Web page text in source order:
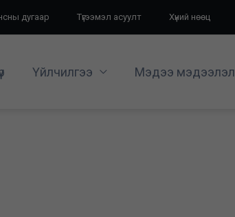
дугаар Түгээмэл асуулт Хүний нөөц
Үйлчилгээ Мэдээ мэдээлэл